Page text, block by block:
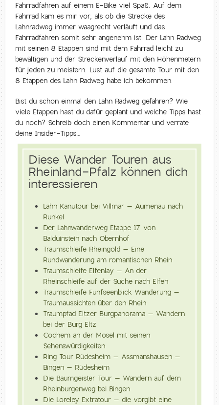
Fahrradfahren auf einem E-Bike viel Spaß. Auf dem
Fahrrad kam es mir vor, als ob die Strecke des
Lahnradweg immer waagrecht verläuft und das
Fahrradfahren somit sehr angenehm ist. Der Lahn Radweg
mit seinen 8 Etappen sind mit dem Fahrrad leicht zu
bewältigen und der Streckenverlauf mit den Höhenmetern
für jeden zu meistern. Lust auf die gesamte Tour mit den
8 Etappen des Lahn Radweg habe ich bekommen.
Bist du schon einmal den Lahn Radweg gefahren? Wie
viele Etappen hast du dafür geplant und welche Tipps hast
du noch? Schreib doch einen Kommentar und verrate
deine Insider-Tipps…
Diese Wander Touren aus
Rheinland-Pfalz können dich
interessieren
Lahn Kanutour bei Villmar – Aumenau nach
Runkel
Der Lahnwanderweg Etappe 17 von
Balduinstein nach Obernhof
Traumschleife Rheingold – Eine
Rundwanderung am romantischen Rhein
Traumschleife Elfenlay – An der
Rheinschleife auf der Suche nach Elfen
Traumschleife Fünfseenblick Wanderung –
Traumaussichten über den Rhein
Traumpfad Eltzer Burgpanorama – Wandern
bei der Burg Eltz
Cochem an der Mosel mit seinen
Sehenswürdigkeiten
Ring Tour Rüdesheim – Assmanshausen –
Bingen – Rüdesheim
Die Baumgeister Tour – Wandern auf dem
Rheinburgenweg bei Bingen
Die Loreley Extratour – die vorgibt eine